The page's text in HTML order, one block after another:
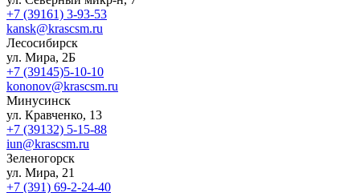
+7 (39161) 3-93-53
kansk@krascsm.ru
Лесосибирск
ул. Мира, 2Б
+7 (39145)5-10-10
kononov@krascsm.ru
Минусинск
ул. Кравченко, 13
+7 (39132) 5-15-88
iun@krascsm.ru
Зеленогорск
ул. Мира, 21
+7 (391) 69-2-24-40